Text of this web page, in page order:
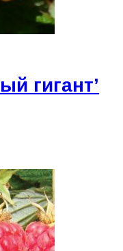
гигант’